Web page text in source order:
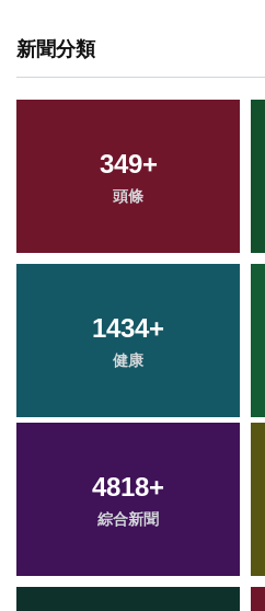
新聞分類
349+
頭條
1434+
健康
4818+
綜合新聞